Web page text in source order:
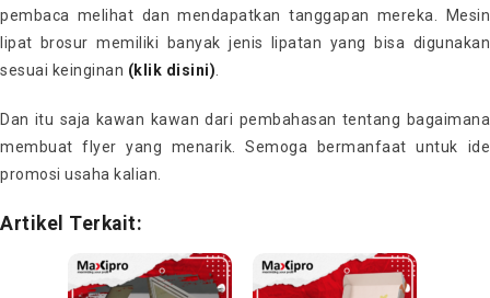
pembaca melihat dan mendapatkan tanggapan mereka. Mesin
lipat brosur memiliki banyak jenis lipatan yang bisa digunakan
sesuai keinginan (klik disini)
Dan itu saja kawan kawan dari pembahasan tentang bagaimana
membuat flyer yang menarik. Semoga bermanfaat untuk ide
promosi usaha kalian.
Artikel Terkait: